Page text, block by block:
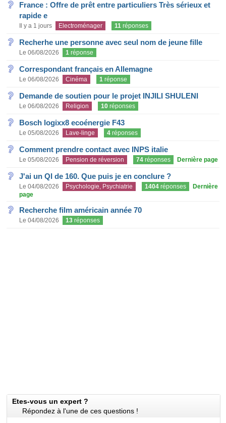
France : Offre de prêt entre particuliers Très sérieux et
rapide e
Il y a 1 jours Electroménager 11 réponses
Recherhe une personne avec seul nom de jeune fille
Le 06/08/2026 1 réponse
Correspondant français en Allemagne
Le 06/08/2026 Cinéma 1 réponse
Demande de soutien pour le projet INJILI SHULENI
Le 06/08/2026 Religion 10 réponses
Bosch logixx8 ecoénergie F43
Le 05/08/2026 Lave-linge 4 réponses
Comment prendre contact avec INPS italie
Le 05/08/2026 Pension de réversion 74 réponses Dernière page
J'ai un QI de 160. Que puis je en conclure ?
Le 04/08/2026 Psychologie, Psychiatrie 1404 réponses
Dernière
page
Recherche film américain année 70
Le 04/08/2026 13 réponses
Etes-vous un expert ?
Répondez à l'une de ces questions !